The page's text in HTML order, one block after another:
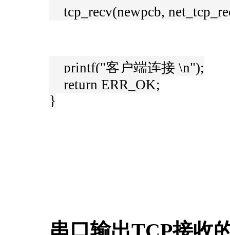
tcp_recv(newpcb,
printf("客户端连接 \n");
return ERR_OK;
}